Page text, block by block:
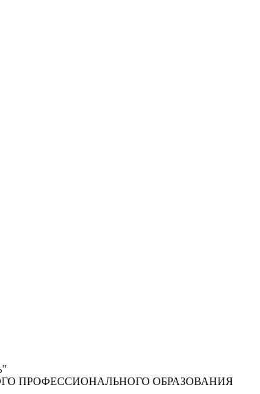
ПРОФЕССИОНАЛЬНОГО ОБРАЗОВАНИЯ